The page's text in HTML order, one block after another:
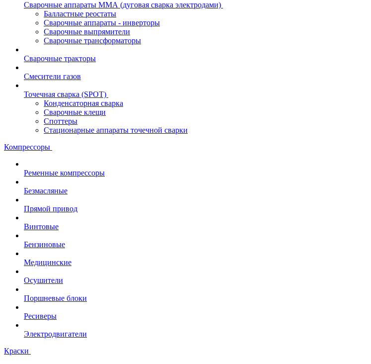
Сварочные аппараты ММА (дуговая сварка электродами)
Балластные реостаты
Сварочные аппараты - инверторы
Сварочные выпрямители
Сварочные трансформаторы
Сварочные тракторы
Смесители газов
Точечная сварка (SPOT)
Конденсаторная сварка
Сварочные клещи
Споттеры
Стационарные аппараты точечной сварки
Компрессоры
Ременные компрессоры
Безмасляные
Прямой привод
Винтовые
Бензиновые
Медицинские
Осушители
Поршневые блоки
Ресиверы
Электродвигатели
Краски